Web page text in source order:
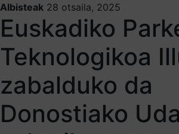
Albisteak 28 otsaila, 2025
Euskadiko
Teknologikoa
zabalduko da
Donostiako